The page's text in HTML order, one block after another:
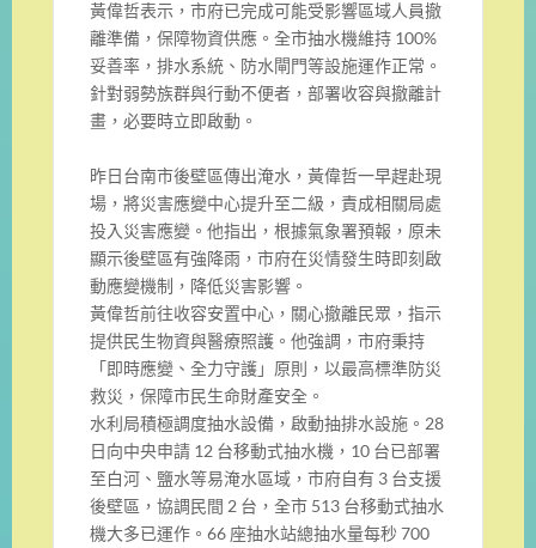
黃偉哲表示，市府已完成可能受影響區域人員撤
離準備，保障物資供應。全市抽水機維持 100%
妥善率，排水系統、防水閘門等設施運作正常。
針對弱勢族群與行動不便者，部署收容與撤離計
畫，必要時立即啟動。
昨日台南市後壁區傳出淹水，黃偉哲一早趕赴現
場，將災害應變中心提升至二級，責成相關局處
投入災害應變。他指出，根據氣象署預報，原未
顯示後壁區有強降雨，市府在災情發生時即刻啟
動應變機制，降低災害影響。
黃偉哲前往收容安置中心，關心撤離民眾，指示
提供民生物資與醫療照護。他強調，市府秉持
「即時應變、全力守護」原則，以最高標準防災
救災，保障市民生命財產安全。
水利局積極調度抽水設備，啟動抽排水設施。28
日向中央申請 12 台移動式抽水機，10 台已部署
至白河、鹽水等易淹水區域，市府自有 3 台支援
後壁區，協調民間 2 台，全市 513 台移動式抽水
機大多已運作。66 座抽水站總抽水量每秒 700